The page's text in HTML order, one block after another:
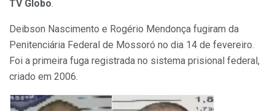
TV Globo.
Deibson Nascimento e Rogério Mendonça fugiram da
Penitenciária Federal de Mossoró no dia 14 de fevereiro.
Foi a primeira fuga registrada no sistema prisional federal,
criado em 2006.